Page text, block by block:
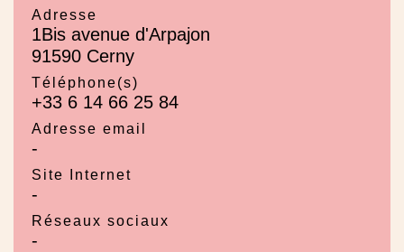
Adresse
1Bis avenue d'Arpajon
91590 Cerny
Téléphone(s)
+33 6 14 66 25 84
Adresse email
-
Site Internet
-
Réseaux sociaux
-